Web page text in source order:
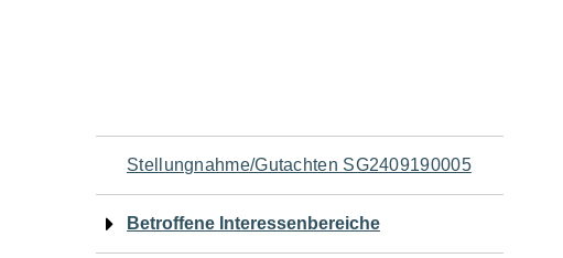
Navigation
für
Stellungnahme/Gutachten SG2409190005
Betroffene Interessenbereiche